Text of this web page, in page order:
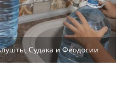
Судака и Феодосии